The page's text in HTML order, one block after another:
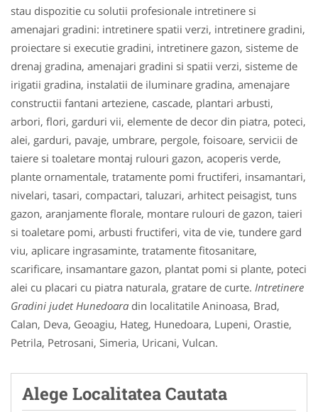
stau dispozitie cu solutii profesionale intretinere si
amenajari gradini: intretinere spatii verzi, intretinere gradini,
proiectare si executie gradini, intretinere gazon, sisteme de
drenaj gradina, amenajari gradini si spatii verzi, sisteme de
irigatii gradina, instalatii de iluminare gradina, amenajare
constructii fantani arteziene, cascade, plantari arbusti,
arbori, flori, garduri vii, elemente de decor din piatra, poteci,
alei, garduri, pavaje, umbrare, pergole, foisoare, servicii de
taiere si toaletare montaj rulouri gazon, acoperis verde,
plante ornamentale, tratamente pomi fructiferi, insamantari,
nivelari, tasari, compactari, taluzari, arhitect peisagist, tuns
gazon, aranjamente florale, montare rulouri de gazon, taieri
si toaletare pomi, arbusti fructiferi, vita de vie, tundere gard
viu, aplicare ingrasaminte, tratamente fitosanitare,
scarificare, insamantare gazon, plantat pomi si plante, poteci
alei cu placari cu piatra naturala, gratare de curte. Intretinere
Gradini judet Hunedoara din localitatile Aninoasa, Brad,
Calan, Deva, Geoagiu, Hateg, Hunedoara, Lupeni, Orastie,
Petrila, Petrosani, Simeria, Uricani, Vulcan.
Alege Localitatea Cautata